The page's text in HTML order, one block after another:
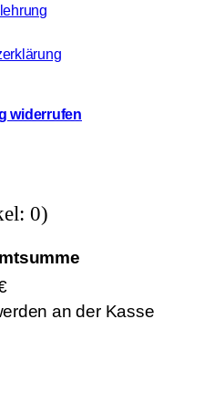
widerrufen
0)
an der Kasse